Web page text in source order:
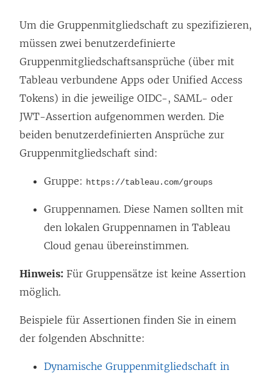
Um die Gruppenmitgliedschaft zu spezifizieren,
müssen zwei benutzerdefinierte
Gruppenmitgliedschaftsansprüche (über mit
Tableau verbundene Apps oder Unified Access
Tokens) in die jeweilige OIDC-, SAML- oder
JWT-Assertion aufgenommen werden. Die
beiden benutzerdefinierten Ansprüche zur
Gruppenmitgliedschaft sind:
Gruppe: https://tableau.com/groups
Gruppennamen. Diese Namen sollten mit
den lokalen Gruppennamen in Tableau
Cloud genau übereinstimmen.
Hinweis: Für Gruppensätze ist keine Assertion
möglich.
Beispiele für Assertionen finden Sie in einem
der folgenden Abschnitte:
Dynamische Gruppenmitgliedschaft in